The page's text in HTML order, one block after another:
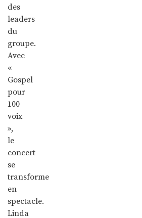
des
leaders
du
groupe.
Avec
«
Gospel
pour
100
voix
»,
le
concert
se
transforme
en
spectacle.
Linda